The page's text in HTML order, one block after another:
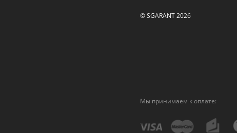
© SGARANT 2026
Мы принимаем к оплате: